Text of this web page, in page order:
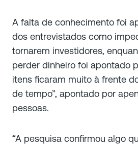
A falta de conhecimento foi
dos entrevistados como
tornarem investidores,
perder dinheiro foi apontado
itens ficaram muito à frente
de tempo”, apontado por
pessoas.
“A pesquisa confirmou algo